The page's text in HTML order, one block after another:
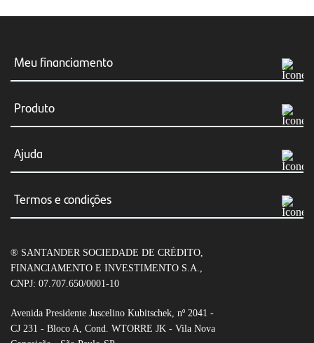
Meu financiamento
Consultar Financiamento
Renegociação
Resumo e/ou cópia do contrato
Transferência do Financiamento
Produto
Financiar veículos
Veículos elétricos
Leilão de veículos
Empréstimo pessoal
Ajuda
Dúvidas frequentes
Fraudes e segurança
Termos e condições
Condições gerais de Empréstimo com garantia de
veículo
Tabela de tarifas
® SANTANDER SOCIEDADE DE CRÉDITO,
FINANCIAMENTO E INVESTIMENTO S.A.,
CNPJ: 07.707.650/0001-10
Avenida Presidente Juscelino Kubitschek, nº 2041 -
CJ 231 - Bloco A, Cond. WTORRE JK - Vila Nova